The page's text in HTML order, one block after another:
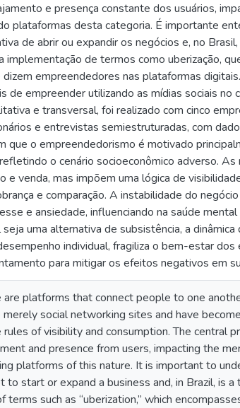
e presença constante dos usuários,
plataformas desta categoria. É importante
de abrir ou expandir os negócios e, no
de termos como uberização,
empreendedores nas plataformas
de empreender utilizando as mídias sociais no
e transversal, foi realizado com cinco
e entrevistas semiestruturadas, com
que o empreendedorismo é motivado
o cenário socioeconômico adverso. As
e venda, mas impõem uma lógica de
e comparação. A instabilidade do
e ansiedade, influenciando na saúde
uma alternativa de subsistência, a dinâmica
individual, fragiliza o bem-estar
para mitigar os efeitos negativos em
are platforms that connect people to one
social networking sites and have
of visibility and consumption. The central
and presence from users, impacting the
platforms of this nature. It is important to
start or expand a business and, in Brazil, is
such as “uberization,” which